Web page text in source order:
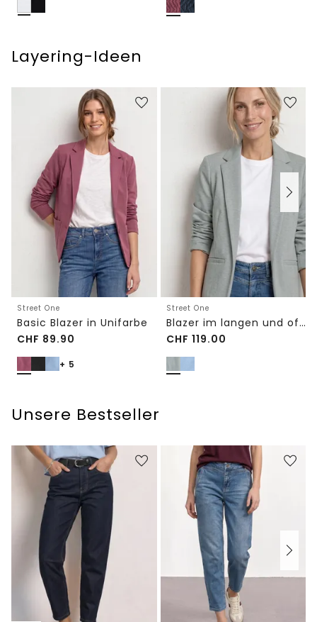
Layering-Ideen
Street One
Basic Blazer in Unifarbe
CHF 89.90
+ 5
Street One
Blazer im langen und offenen Schnitt
CHF 119.00
Unsere Bestseller